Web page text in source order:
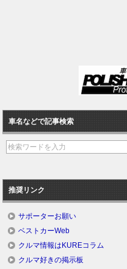
車名などで記事検索
推奨リンク
サポーターお願い
ベストカーWeb
クルマ情報はKUREコラム
クルマ好きの掲示板